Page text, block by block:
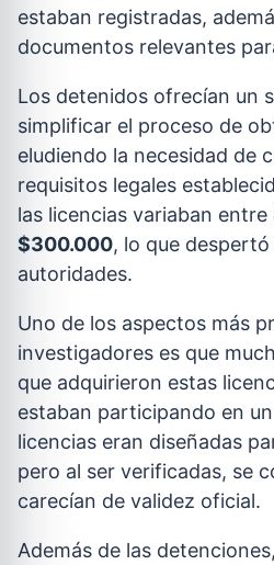
estaban registradas,
documentos relevantes
Los detenidos ofrecían un
simplificar el proceso de
eludiendo la necesidad de
requisitos legales
las licencias variaban entre
$300.000, lo que
autoridades.
Uno de los aspectos más
investigadores es que
que adquirieron estas
estaban participando en
licencias eran diseñadas
pero al ser verificadas, se
carecían de validez oficial.
Además de las